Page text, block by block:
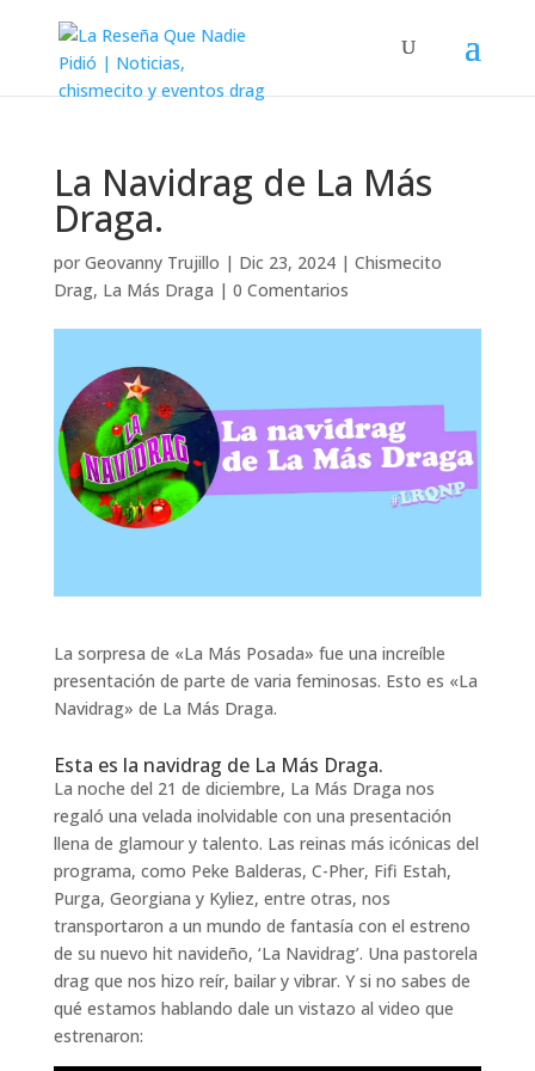
La Navidrag de La Más
Draga.
por Geovanny Trujillo | Dic 23, 2024| Chismecito
Drag, La Más Draga | 0 Comentarios
La sorpresa de «La Más Posada» fue una increíble
presentación de parte de varia feminosas. Esto es «La
Navidrag» de La Más Draga.
Esta es la navidrag de La Más Draga.
La noche del 21 de diciembre, La Más Draga nos
regaló una velada inolvidable con una presentación
llena de glamour y talento. Las reinas más icónicas del
programa, como Peke Balderas, C-Pher, Fifi Estah,
Purga, Georgiana y Kyliez, entre otras, nos
transportaron a un mundo de fantasía con el estreno
de su nuevo hit navideño, ‘La Navidrag’. Una pastorela
drag que nos hizo reír, bailar y vibrar. Y si no sabes de
qué estamos hablando dale un vistazo al video que
estrenaron: